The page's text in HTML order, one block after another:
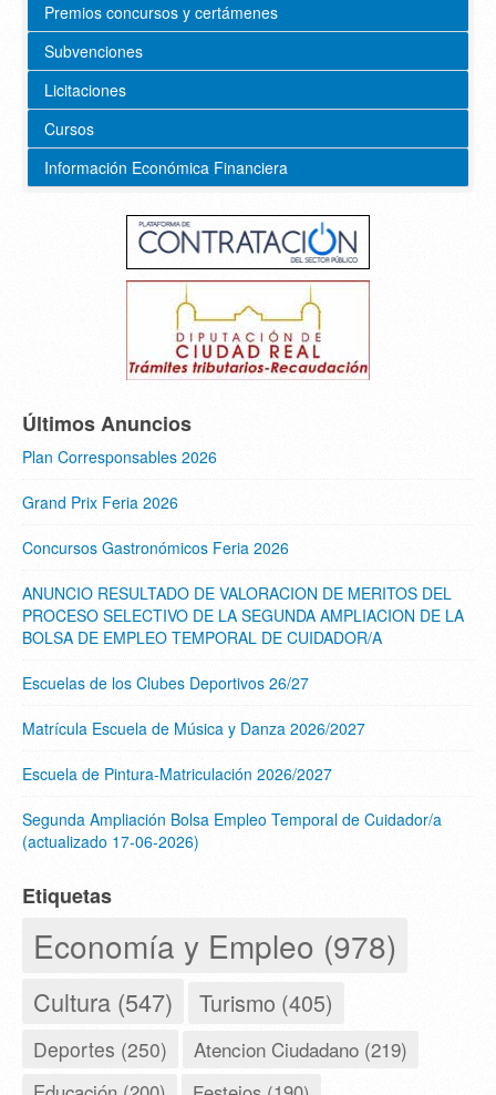
Premios concursos y certámenes
Subvenciones
Licitaciones
Cursos
Información Económica Financiera
Últimos Anuncios
Plan Corresponsables 2026
Grand Prix Feria 2026
Concursos Gastronómicos Feria 2026
ANUNCIO RESULTADO DE VALORACION DE MERITOS DEL
PROCESO SELECTIVO DE LA SEGUNDA AMPLIACION DE LA
BOLSA DE EMPLEO TEMPORAL DE CUIDADOR/A
Escuelas de los Clubes Deportivos 26/27
Matrícula Escuela de Música y Danza 2026/2027
Escuela de Pintura-Matriculación 2026/2027
Segunda Ampliación Bolsa Empleo Temporal de Cuidador/a
(actualizado 17-06-2026)
Etiquetas
Economía y Empleo (978)
Cultura (547) Turismo (405)
Deportes (250) Atencion Ciudadano (219)